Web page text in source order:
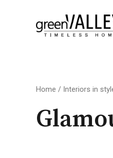
Home / Interiors in